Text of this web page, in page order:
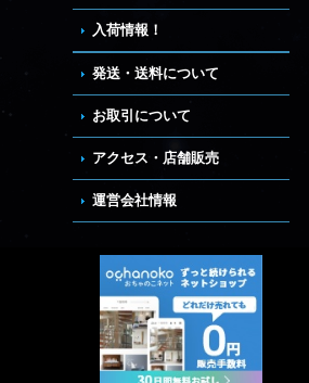
入荷情報！
発送・送料について
お取引について
アクセス・店舗販売
運営会社情報